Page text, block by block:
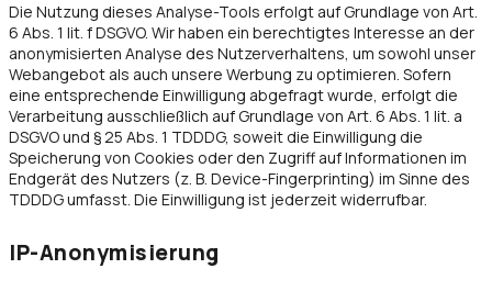
Die Nutzung dieses Analyse-Tools erfolgt auf Grundlage von Art.
6 Abs. 1 lit. f DSGVO. Wir haben ein berechtigtes Interesse an der
anonymisierten Analyse des Nutzerverhaltens, um sowohl unser
Webangebot als auch unsere Werbung zu optimieren. Sofern
eine entsprechende Einwilligung abgefragt wurde, erfolgt die
Verarbeitung ausschließlich auf Grundlage von Art. 6 Abs. 1 lit. a
DSGVO und § 25 Abs. 1 TDDDG, soweit die Einwilligung die
Speicherung von Cookies oder den Zugriff auf Informationen im
Endgerät des Nutzers (z. B. Device-Fingerprinting) im Sinne des
TDDDG umfasst. Die Einwilligung ist jederzeit widerrufbar.
IP-Anonymisierung